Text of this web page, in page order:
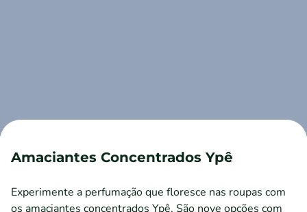
Amaciantes Concentrados Ypê
Experimente a perfumação que floresce nas roupas com
os amaciantes concentrados Ypê. São nove opções com